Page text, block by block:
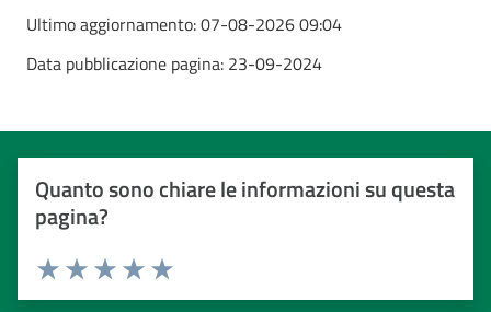
Ultimo aggiornamento:07-08-2026 09:04
Data pubblicazione pagina: 23-09-2024
Quanto sono chiare le informazioni su questa
pagina?
Valuta da 1 a 5 stelle
Valuta 5 stelle su 5
Valuta 4 stelle su 5
Valuta 3 stelle su 5
Valuta 2 stelle su 5
Valuta 1 stelle su 5